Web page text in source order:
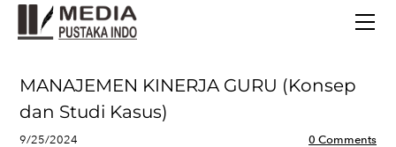
MANAJEMEN KINERJA GURU (Konsep
dan Studi Kasus)
9/25/2024 0 Comments